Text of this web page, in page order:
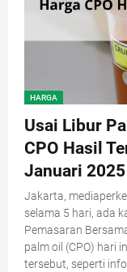
HARGA
Usai Libur
CPO Hasil
Januari 2025
Jakarta,
selama 5 hari, ada
Pemasaran
palm oil (CPO) hari
tersebut, seperti